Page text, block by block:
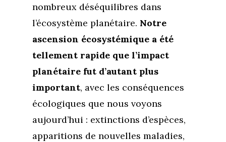
nombreux déséquilibres dans
l’écosystème planétaire. Notre
ascension écosystémique a été
tellement rapide que l’impact
planétaire fut d’autant plus
important, avec les conséquences
écologiques que nous voyons
aujourd’hui : extinctions d’espèces,
apparitions de nouvelles maladies,